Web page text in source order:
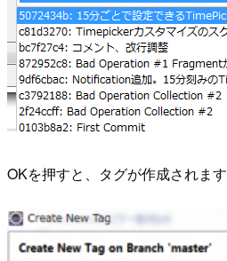
OKを押すと、タグが作成されます